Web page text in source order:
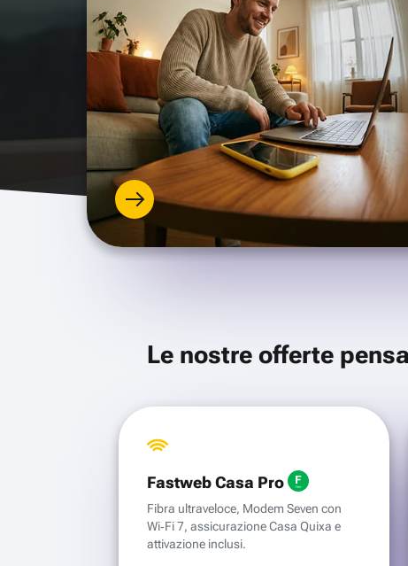
Le nostre offerte
Fastweb Casa Pro
Fibra ultraveloce, Modem Seven con
Wi‑Fi 7, assicurazione Casa Quixa e
attivazione inclusi.